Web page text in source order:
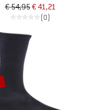
€ 54,95€ 41,21
(0)